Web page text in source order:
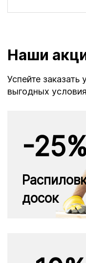
Наши
Успейте заказать
выгодных
-
досок